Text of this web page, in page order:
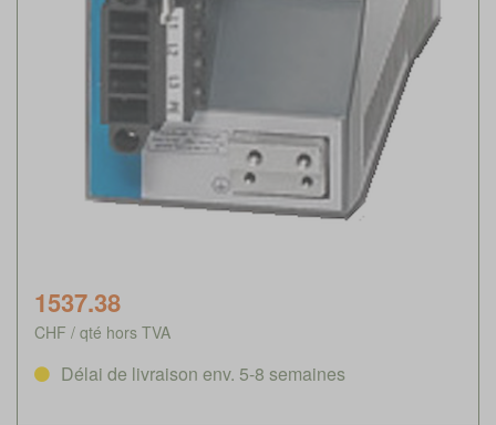
1537.38
CHF / qté hors TVA
Délai de livraison env. 5-8 semaines